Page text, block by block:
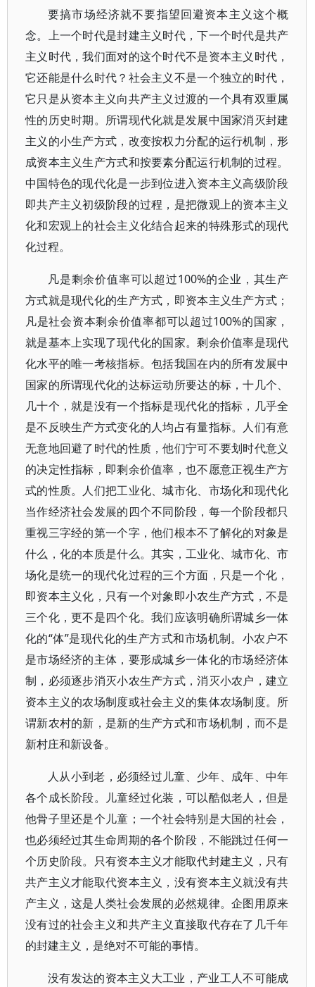
要搞市场经济就不要指望回避资本主义这个概
念。上一个时代是封建主义时代，下一个时代是共产
主义时代，我们面对的这个时代不是资本主义时代，
它还能是什么时代？社会主义不是一个独立的时代，
它只是从资本主义向共产主义过渡的一个具有双重属
性的历史时期。所谓现代化就是发展中国家消灭封建
主义的小生产方式，改变按权力分配的运行机制，形
成资本主义生产方式和按要素分配运行机制的过程。
中国特色的现代化是一步到位进入资本主义高级阶段
即共产主义初级阶段的过程，是把微观上的资本主义
化和宏观上的社会主义化结合起来的特殊形式的现代
化过程。
凡是剩余价值率可以超过100%的企业，其生产
方式就是现代化的生产方式，即资本主义生产方式；
凡是社会资本剩余价值率都可以超过100%的国家，
就是基本上实现了现代化的国家。剩余价值率是现代
化水平的唯一考核指标。包括我国在内的所有发展中
国家的所谓现代化的达标运动所要达的标，十几个、
几十个，就是没有一个指标是现代化的指标，几乎全
是不反映生产方式变化的人均占有量指标。人们有意
无意地回避了时代的性质，他们宁可不要划时代意义
的决定性指标，即剩余价值率，也不愿意正视生产方
式的性质。人们把工业化、城市化、市场化和现代化
当作经济社会发展的四个不同阶段，每一个阶段都只
重视三字经的第一个字，他们根本不了解化的对象是
什么，化的本质是什么。其实，工业化、城市化、市
场化是统一的现代化过程的三个方面，只是一个化，
即资本主义化，只有一个对象即小农生产方式，不是
三个化，更不是四个化。我们应该明确所谓城乡一体
化的“体”是现代化的生产方式和市场机制。小农户不
是市场经济的主体，要形成城乡一体化的市场经济体
制，必须逐步消灭小农生产方式，消灭小农户，建立
资本主义的农场制度或社会主义的集体农场制度。所
谓新农村的新，是新的生产方式和市场机制，而不是
新村庄和新设备。
人从小到老，必须经过儿童、少年、成年、中年
各个成长阶段。儿童经过化装，可以酷似老人，但是
他骨子里还是个儿童；一个社会特别是大国的社会，
也必须经过其生命周期的各个阶段，不能跳过任何一
个历史阶段。只有资本主义才能取代封建主义，只有
共产主义才能取代资本主义，没有资本主义就没有共
产主义，这是人类社会发展的必然规律。企图用原来
没有过的社会主义和共产主义直接取代存在了几千年
的封建主义，是绝对不可能的事情。
没有发达的资本主义大工业，产业工人不可能成